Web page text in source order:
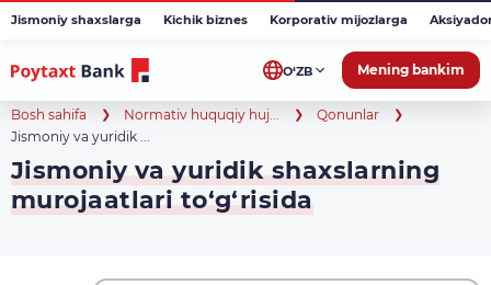
Jismoniy shaxslarga Kichik biznes Korporativ mijozlarga
O‘ZB Mening bankim
Bosh sahifa Normativ huquqiy huj...
Qonunlar
Jismoniy va yuridik ...
Jismoniy va yuridik shaxslarning
murojaatlari to‘g‘risida